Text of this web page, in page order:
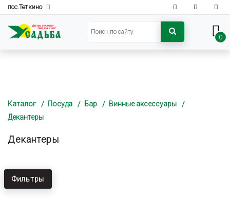
пос.Теткино
0
Каталог Посуда Бар
Винные аксессуары
Декантеры
Декантеры
Фильтры